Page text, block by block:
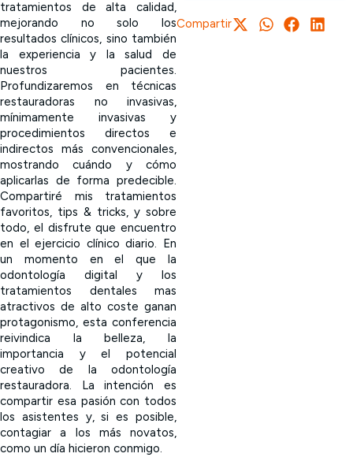
tratamientos de alta calidad,
mejorando no solo los
resultados clínicos, sino también
la experiencia y la salud de
nuestros pacientes.
Profundizaremos en técnicas
restauradoras no invasivas,
mínimamente invasivas y
procedimientos directos e
indirectos más convencionales,
mostrando cuándo y cómo
aplicarlas de forma predecible.
Compartiré mis tratamientos
favoritos, tips & tricks, y sobre
todo, el disfrute que encuentro
en el ejercicio clínico diario. En
un momento en el que la
odontología digital y los
tratamientos dentales mas
atractivos de alto coste ganan
protagonismo, esta conferencia
reivindica la belleza, la
importancia y el potencial
creativo de la odontología
restauradora. La intención es
compartir esa pasión con todos
los asistentes y, si es posible,
contagiar a los más novatos,
como un día hicieron conmigo.
Compartir